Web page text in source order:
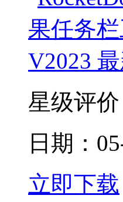
星级评价
日期：
立即下载